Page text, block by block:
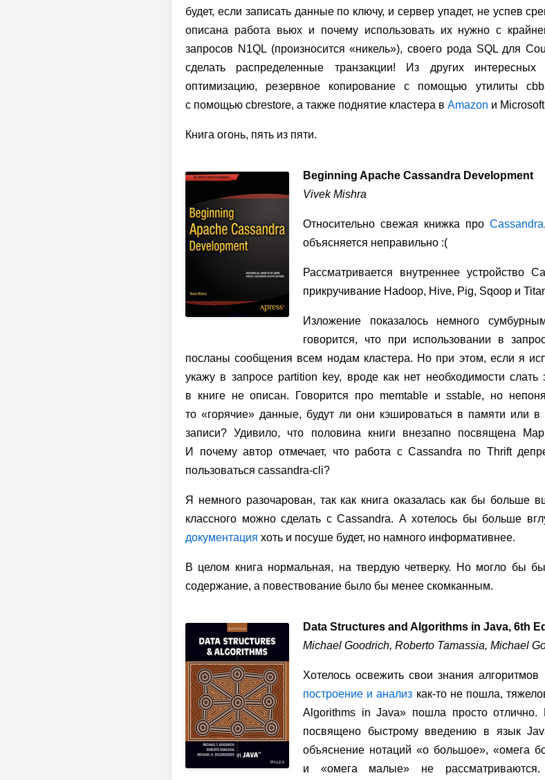
будет, если записать данные по ключу, и сервер упадет, не успев
описана работа вьюх и почему использовать их нужно с
запросов N1QL (произносится «никель»), своего рода SQL для
сделать распределенные транзакции! Из других интересных
оптимизацию, резервное копирование с помощью утилиты
с помощью cbrestore, а также поднятие кластера в Amazon и
Книга огонь, пять из пяти.
Beginning Apache Cassandra Development
Vivek Mishra
Относительно свежая книжка про Cassandra
объясняется неправильно :(
Рассматривается внутреннее устройство
прикручивание Hadoop, Hive, Pig, Sqoop и
Изложение показалось немного
говорится, что при использовании в
посланы сообщения всем нодам кластера. Но при этом, если я
укажу в запросе partition key, вроде как нет необходимости
в книге не описан. Говорится про memtable и sstable, но
то «горячие» данные, будут ли они кэшироваться в памяти или в
записи? Удивило, что половина книги внезапно посвящена
И почему автор отмечает, что работа с Cassandra по Thrift
пользоваться cassandra-cli?
Я немного разочарован, так как книга оказалась как бы больше
классного можно сделать с Cassandra. А хотелось бы больше
документация хоть и посуше будет, но намного информативнее.
В целом книга нормальная, на твердую четверку. Но могло бы
содержание, а повествование было бы менее скомканным.
Data Structures and Algorithms in Java, 6th
Michael Goodrich, Roberto Tamassia, Michael
Хотелось освежить свои знания алгоритмов
построение и анализ как-то не пошла,
Algorithms in Java» пошла просто
посвящено быстрому введению в язык
объяснение нотаций «о большое», «омега
и «омега малые» не